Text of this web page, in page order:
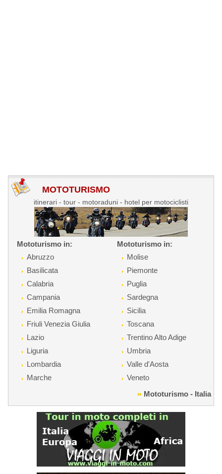
MOTOTURISMO
itinerari - tour - motoraduni - hotel per motociclisti
Mototurismo in:
Abruzzo
Basilicata
Calabria
Campania
Emilia Romagna
Friuli Venezia Giulia
Lazio
Liguria
Lombardia
Marche
Mototurismo in:
Molise
Piemonte
Puglia
Sardegna
Sicilia
Toscana
Trentino Alto Adige
Umbria
Valle d'Aosta
Veneto
Mototurismo - Italia